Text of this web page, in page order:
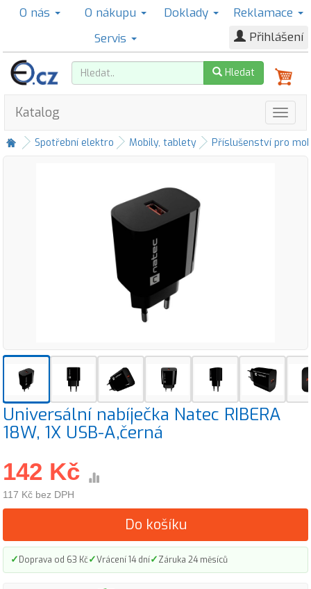
O nás O nákupu Doklady
Reklamace
Servis
Přihlášení
Hledat
Katalog
Spotřební elektro Mobily, tablety Příslušenství pro
Universální nabíječka Natec RIBERA
18W, 1X USB-A,černá
142 Kč
117 Kč bez DPH
Do košíku
✓Doprava od 63 Kč✓Vrácení 14 dní✓Záruka 24 měsíců